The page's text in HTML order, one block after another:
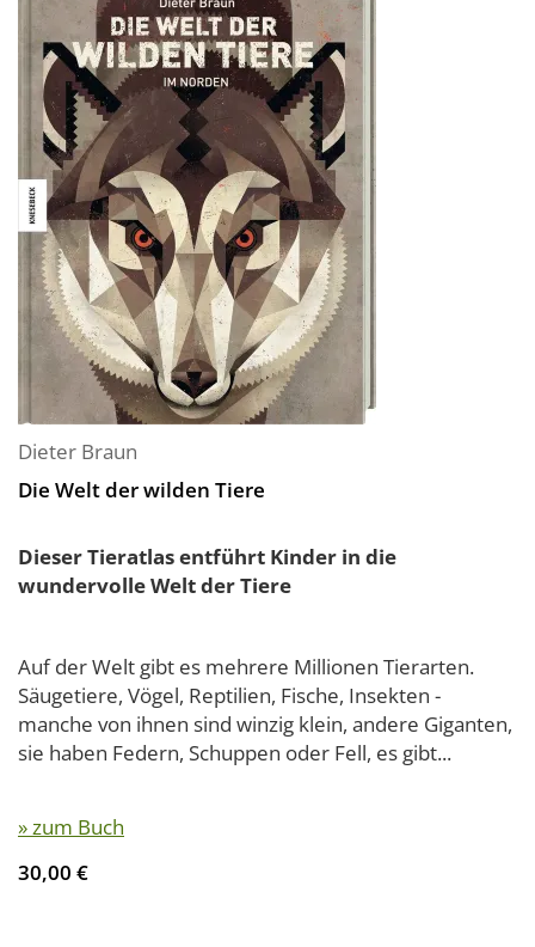
Dieter Braun
Die Welt der wilden Tiere
Dieser Tieratlas entführt Kinder in die
wundervolle Welt der Tiere
Auf der Welt gibt es mehrere Millionen Tierarten.
Säugetiere, Vögel, Reptilien, Fische, Insekten -
manche von ihnen sind winzig klein, andere Giganten,
sie haben Federn, Schuppen oder Fell, es gibt...
» zum Buch
30,00 €